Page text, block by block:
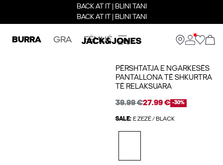
BACK AT IT | BLINI TANI
BACK AT IT | BLINI TANI
BURRA GRA FËMIJË
PËRSHTATJA E NGARKESËS
PANTALLONA TË SHKURTRA
TË RELAKSUARA
39.99 €27.99 € -30%
SALE: E ZEZË / BLACK